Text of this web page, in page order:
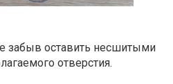
забыв оставить несшитыми
отверстия.